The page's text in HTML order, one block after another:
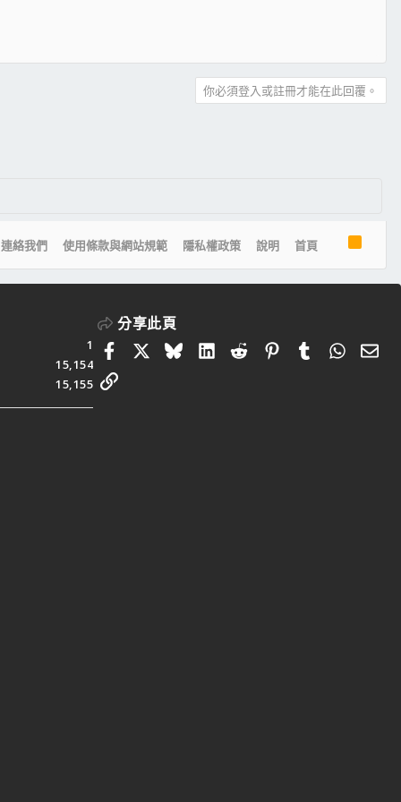
你必須登入或註冊才能在此回覆。
連絡我們 使用條款與網站規範 隱私權政策 說明 首頁
R
S
1
15,154
15,155
分享此頁
FacebookBlueskyLinkedIn
RedditPinterestTumblr 電
連結